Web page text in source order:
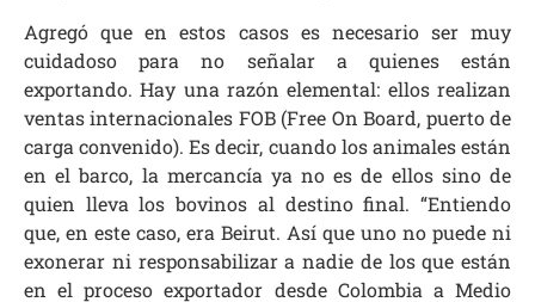
Agregó que en estos casos es necesario ser muy
cuidadoso para no señalar a quienes están
exportando. Hay una razón elemental: ellos realizan
ventas internacionales FOB (Free On Board, puerto de
carga convenido). Es decir, cuando los animales están
en el barco, la mercancía ya no es de ellos sino de
quien lleva los bovinos al destino final. “Entiendo
que, en este caso, era Beirut. Así que uno no puede ni
exonerar ni responsabilizar a nadie de los que están
en el proceso exportador desde Colombia a Medio